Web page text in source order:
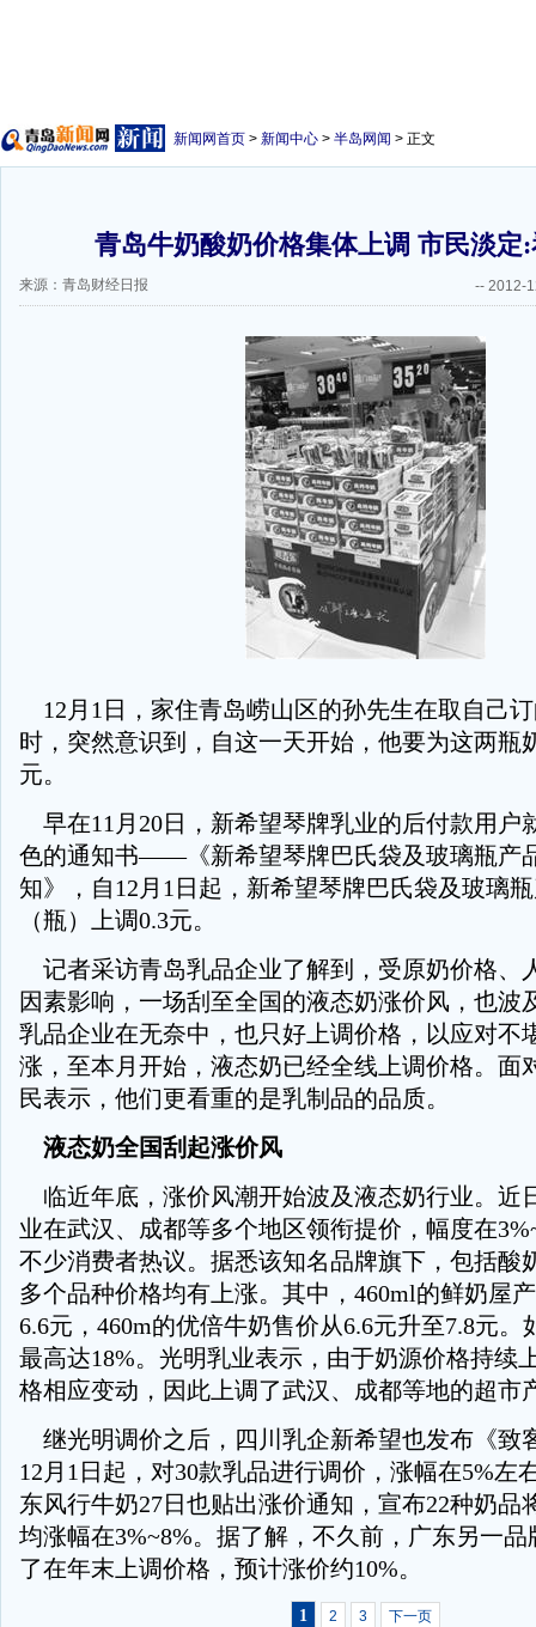
新闻网首页 > 新闻中心 > 半岛网闻 > 正文
青岛牛奶酸奶价格集体上调 市民淡定
来源：青岛财经日报 -- 2012-
12月1日，家住青岛崂山区的孙先生在取自己
时，突然意识到，自这一天开始，他要为这两瓶
元。
早在11月20日，新希望琴牌乳业的后付款用户
色的通知书——《新希望琴牌巴氏袋及玻璃瓶产
知》，自12月1日起，新希望琴牌巴氏袋及玻璃
（瓶）上调0.3元。
记者采访青岛乳品企业了解到，受原奶价格、
因素影响，一场刮至全国的液态奶涨价风，也波
乳品企业在无奈中，也只好上调价格，以应对不
涨，至本月开始，液态奶已经全线上调价格。面
民表示，他们更看重的是乳制品的品质。
液态奶全国刮起涨价风
临近年底，涨价风潮开始波及液态奶行业。近
业在武汉、成都等多个地区领衔提价，幅度在
不少消费者热议。据悉该知名品牌旗下，包括酸
多个品种价格均有上涨。其中，460ml的鲜奶屋
6.6元，460m的优倍牛奶售价从6.6元升至7.8元。
最高达18%。光明乳业表示，由于奶源价格持续
格相应变动，因此上调了武汉、成都等地的超市
继光明调价之后，四川乳企新希望也发布《致
12月1日起，对30款乳品进行调价，涨幅在5%左
东风行牛奶27日也贴出涨价通知，宣布22种奶品
均涨幅在3%~8%。据了解，不久前，广东另一
了在年末上调价格，预计涨价约10%。
1 2 3 下一页